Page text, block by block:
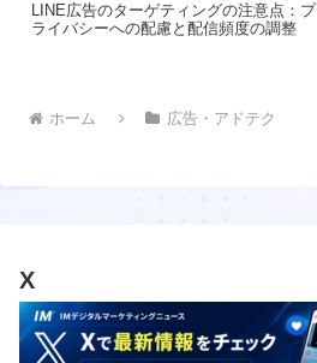
LINE広告のターゲティングの注意点：プ
ライバシーへの配慮と配信頻度の調整
ホーム 広告・アドテク
X